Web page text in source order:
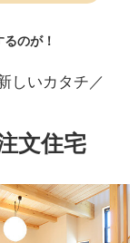
のが！
しいカタチ／
文住宅